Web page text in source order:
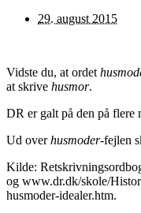
29. august 2015
Vidste du, at ordet
at skrive husmor.
DR er galt på den på flere
Ud overhusmoder-fejlen
Kilde:
og www.dr.dk/skole/
husmoder-idealer.htm.